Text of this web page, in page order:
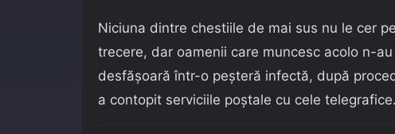
Niciuna dintre chestiile de mai sus nu le cer
trecere, dar oamenii care muncesc acolo n-
desfășoară într-o peșteră infectă, după
a contopit serviciile poștale cu cele telegrafice.